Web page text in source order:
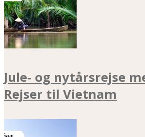
Jule- og nytårsrejse
Rejser til Vietnam